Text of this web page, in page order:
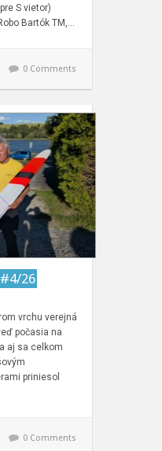
S vietor)
Bartók TM,…
0 Comments
26
vrchu verejná
počasia na
aj sa celkom
priniesol
0 Comments